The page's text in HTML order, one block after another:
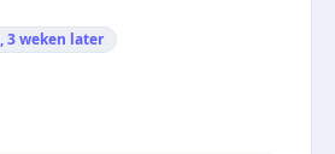
3 weken later